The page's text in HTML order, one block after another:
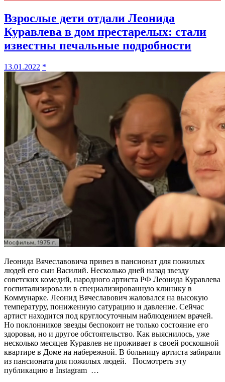
Взрослые дети отдали Леонида
Куравлева в дом престарелых: стали
известны печальные подробности
13.01.2022 *
Леонида Вячеславовича привез в пансионат для пожилых
людей его сын Василий. Несколько дней назад звезду
советских комедий, народного артиста РФ Леонида Куравлева
госпитализировали в специализированную клинику в
Коммунарке. Леонид Вячеславович жаловался на высокую
температуру, пониженную сатурацию и давление. Сейчас
артист находится под круглосуточным наблюдением врачей.
Но поклонников звезды беспокоит не только состояние его
здоровья, но и другое обстоятельство. Как выяснилось, уже
несколько месяцев Куравлев не проживает в своей роскошной
квартире в Доме на набережной. В больницу артиста забирали
из пансионата для пожилых людей. Посмотреть эту
публикацию в Instagram …